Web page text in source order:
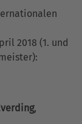
2018 (1. und
,